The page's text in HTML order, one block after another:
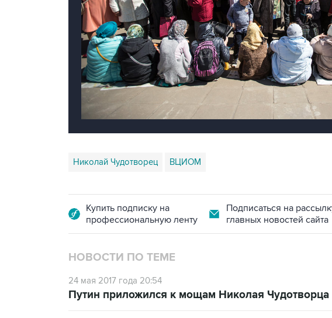
Николай Чудотворец ВЦИОМ
Купить подписку на
профессиональную ленту
Подписаться на
главных новостей сайта
НОВОСТИ ПО ТЕМЕ
24 мая 2017 года 20:54
Путин приложился к мощам Николая Чудотворца